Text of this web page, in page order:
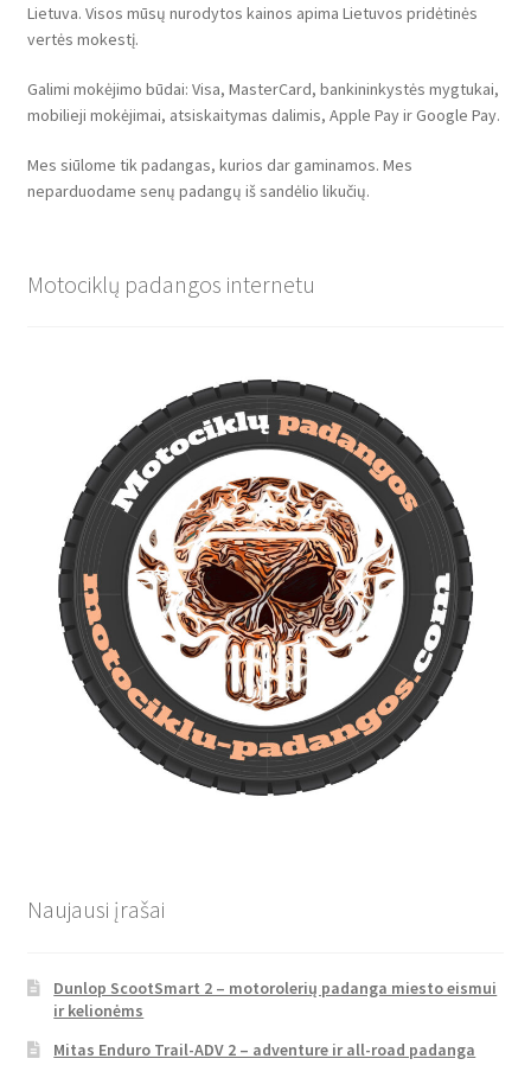
Lietuva. Visos mūsų nurodytos kainos apima Lietuvos pridėtinės
vertės mokestį.
Galimi mokėjimo būdai: Visa, MasterCard, bankininkystės mygtukai,
mobilieji mokėjimai, atsiskaitymas dalimis, Apple Pay ir Google Pay.
Mes siūlome tik padangas, kurios dar gaminamos. Mes
neparduodame senų padangų iš sandėlio likučių.
Motociklų padangos internetu
Naujausi įrašai
Dunlop ScootSmart 2 – motorolerių padanga miesto eismui
ir kelionėms
Mitas Enduro Trail-ADV 2 – adventure ir all-road padanga